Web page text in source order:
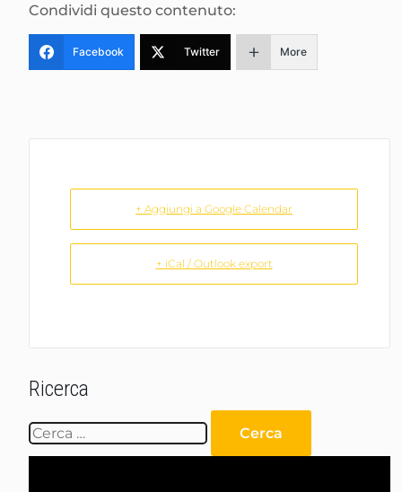
Condividi questo contenuto:
Facebook Twitter More
+ Aggiungi a Google Calendar
+ iCal / Outlook export
Ricerca
Ricerca
per: